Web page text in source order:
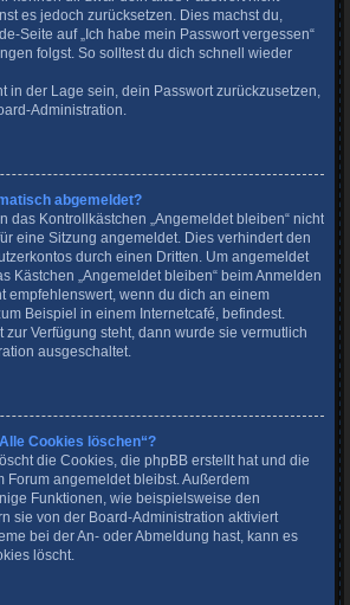
es jedoch zurücksetzen. Dies machst du,
Seite auf „Ich habe mein Passwort vergessen“
folgst. So solltest du dich schnell wieder
in der Lage sein, dein Passwort zurückzusetzen,
Administration.
abgemeldet?
das Kontrollkästchen „Angemeldet bleiben“ nicht
eine Sitzung angemeldet. Dies verhindert den
durch einen Dritten. Um angemeldet
Kästchen „Angemeldet bleiben“ beim Anmelden
empfehlenswert, wenn du dich an einem
Beispiel in einem Internetcafé, befindest.
zur Verfügung steht, dann wurde sie vermutlich
ausgeschaltet.
Cookies löschen“?
die Cookies, die phpBB erstellt hat und die
Forum angemeldet bleibst. Außerdem
Funktionen, wie beispielsweise den
sie von der Board-Administration aktiviert
bei der An- oder Abmeldung hast, kann es
löscht.